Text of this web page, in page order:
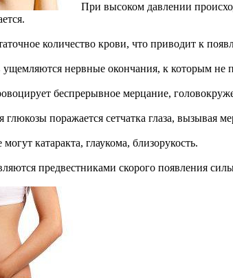
При высоком давлении
количество крови, что приводит к
нервные окончания, к которым не
беспрерывное мерцание,
поражается сетчатка глаза, вызывая
катаракта, глаукома, близорукость.
предвестниками скорого появления